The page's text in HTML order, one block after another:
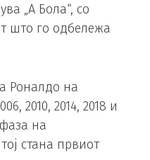
„А Бола“, со
што го одбележа
Роналдо на
2010, 2014, 2018 и
на
стана првиот